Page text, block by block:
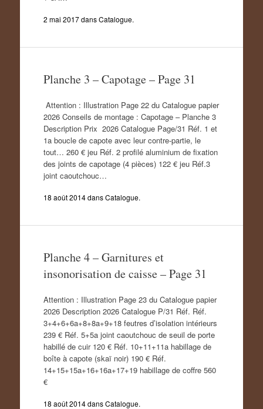
2 mai 2017dansCatalogue.
Planche 3 – Capotage – Page 31
Attention : Illustration Page 22 du Catalogue papier
2026 Conseils de montage : Capotage – Planche 3
Description Prix 2026 Catalogue Page/31 Réf. 1 et
1a boucle de capote avec leur contre-partie, le
tout… 260 € jeu Réf. 2 profilé aluminium de fixation
des joints de capotage (4 pièces) 122 € jeu Réf.3
joint caoutchouc…
18 août 2014dansCatalogue.
Planche 4 – Garnitures et
insonorisation de caisse – Page 31
Attention : Illustration Page 23 du Catalogue papier
2026 Description 2026 Catalogue P/31 Réf. Réf.
3+4+6+6a+8+8a+9+18 feutres d’isolation intérieurs
239 € Réf. 5+5a joint caoutchouc de seuil de porte
habillé de cuir 120 € Réf. 10+11+11a habillage de
boîte à capote (skaï noir) 190 € Réf.
14+15+15a+16+16a+17+19 habillage de coffre 560
€
18 août 2014dansCatalogue.